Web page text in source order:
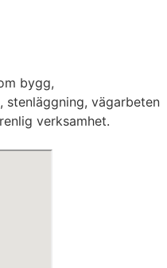
bygg,
stenläggning, vägarbeten
verksamhet.